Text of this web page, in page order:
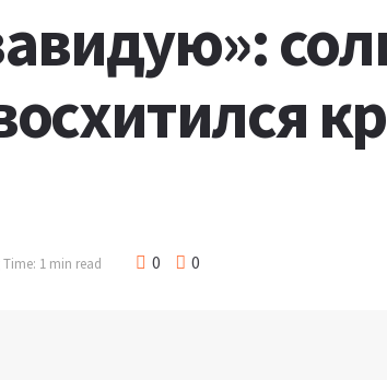
1 min read 0 0